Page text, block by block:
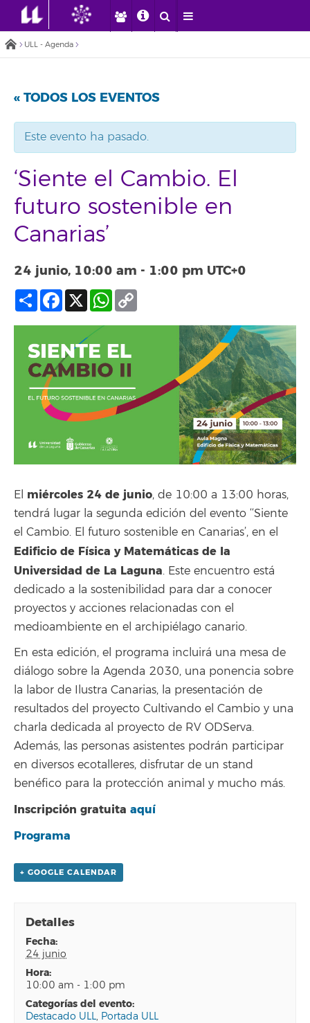
ULL - Agenda
« TODOS LOS EVENTOS
Este evento ha pasado.
‘Siente el Cambio. El
futuro sostenible en
Canarias’
24 junio, 10:00 am - 1:00 pm UTC+0
Compartir
Facebook
X WhatsApp
El miércoles 24 de junio, de 10:00 a 13:00 horas,
tendrá lugar la segunda edición del evento ‘‘Siente
el Cambio. El futuro sostenible en Canarias’, en el
Edificio de Física y Matemáticas de la
Universidad de La Laguna. Este encuentro está
dedicado a la sostenibilidad para dar a conocer
proyectos y acciones relacionadas con el
medioambiente en el archipiélago canario.
En esta edición, el programa incluirá una mesa de
diálogo sobre la Agenda 2030, una ponencia sobre
la labor de Ilustra Canarias, la presentación de
resultados del proyecto Cultivando el Cambio y una
charla dedicada al proyecto de RV ODServa.
Además, las personas asistentes podrán participar
en diversos ecotalleres, disfrutar de un stand
benéfico para la protección animal y mucho más.
Inscripción gratuita aquí
Programa
+ GOOGLE CALENDAR
Detalles
fecha:
24 junio
hora:
10:00 am - 1:00 pm
categorías del evento:
Destacado ULL, Portada ULL